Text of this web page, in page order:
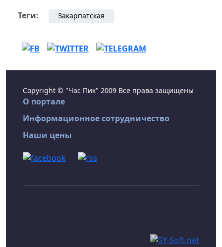
Теги: Закарпатская
Copyright © "Час Пик" 2009 Все права защищены
О портале
Информационное сотрудничество
Наши цены